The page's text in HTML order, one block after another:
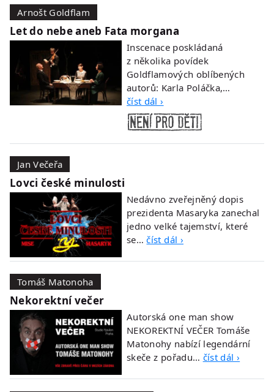
Arnošt Goldflam
Let do nebe aneb Fata morgana
Inscenace poskládaná
z několika povídek
Goldflamových oblíbených
autorů: Karla Poláčka,…
číst dál ›
Jan Večeřa
Lovci české minulosti
Nedávno zveřejněný dopis
prezidenta Masaryka zanechal
jedno velké tajemství, které
se…číst dál ›
Tomáš Matonoha
Nekorektní večer
Autorská one man show
NEKOREKTNÍ VEČER Tomáše
Matonohy nabízí legendární
skeče z pořadu… číst dál ›